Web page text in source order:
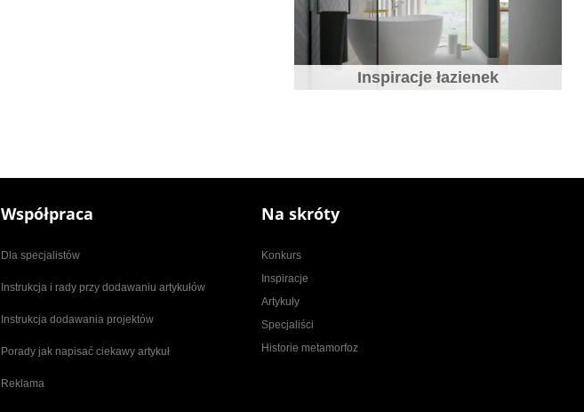
Inspiracje łazienek
Współpraca
Dla specjalistów
Instrukcja i rady przy dodawaniu artykułów
Instrukcja dodawania projektów
Porady jak napisać ciekawy artykuł
Reklama
Na skróty
Konkurs
Inspiracje
Artykuły
Specjaliści
Historie metamorfoz